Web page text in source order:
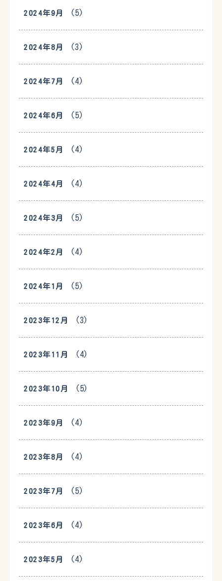
2024年9月 (5)
2024年8月 (3)
2024年7月 (4)
2024年6月 (5)
2024年5月 (4)
2024年4月 (4)
2024年3月 (5)
2024年2月 (4)
2024年1月 (5)
2023年12月 (3)
2023年11月 (4)
2023年10月 (5)
2023年9月 (4)
2023年8月 (4)
2023年7月 (5)
2023年6月 (4)
2023年5月 (4)